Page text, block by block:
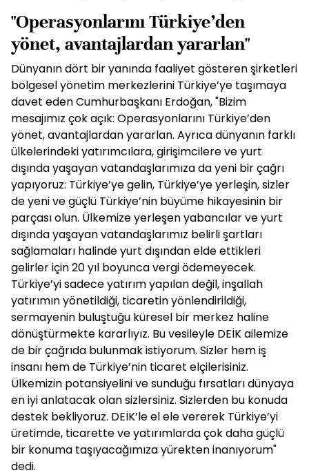
"Operasyonlarını Türkiye’den
yönet, avantajlardan yararlan"
Dünyanın dört bir yanında faaliyet gösteren şirketleri
bölgesel yönetim merkezlerini Türkiye’ye taşımaya
davet eden Cumhurbaşkanı Erdoğan, "Bizim
mesajımız çok açık: Operasyonlarını Türkiye’den
yönet, avantajlardan yararlan. Ayrıca dünyanın farklı
ülkelerindeki yatırımcılara, girişimcilere ve yurt
dışında yaşayan vatandaşlarımıza da yeni bir çağrı
yapıyoruz: Türkiye’ye gelin, Türkiye’ye yerleşin, sizler
de yeni ve güçlü Türkiye’nin büyüme hikayesinin bir
parçası olun. Ülkemize yerleşen yabancılar ve yurt
dışında yaşayan vatandaşlarımız belirli şartları
sağlamaları halinde yurt dışından elde ettikleri
gelirler için 20 yıl boyunca vergi ödemeyecek.
Türkiye’yi sadece yatırım yapılan değil, inşallah
yatırımın yönetildiği, ticaretin yönlendirildiği,
sermayenin buluştuğu küresel bir merkez haline
dönüştürmekte kararlıyız. Bu vesileyle DEİK ailemize
de bir çağrıda bulunmak istiyorum. Sizler hem iş
insanı hem de Türkiye’nin ticaret elçilerisiniz.
Ülkemizin potansiyelini ve sunduğu fırsatları dünyaya
en iyi anlatacak olan sizlersiniz. Sizlerden bu konuda
destek bekliyoruz. DEİK’le el ele vererek Türkiye’yi
üretimde, ticarette ve yatırımlarda çok daha güçlü
bir konuma taşıyacağımıza yürekten inanıyorum"
dedi.